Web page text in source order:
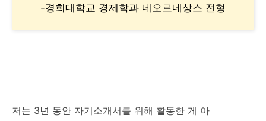
-경희대학교 경제학과 네오르네상스 전형
저는 3년 동안 자기소개서를 위해 활동한 게 아